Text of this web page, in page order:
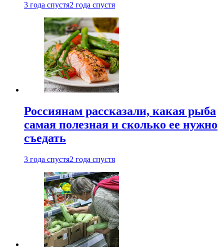
3 года спустя2 года спустя
Россиянам рассказали, какая рыба
самая полезная и сколько ее нужно
съедать
3 года спустя2 года спустя